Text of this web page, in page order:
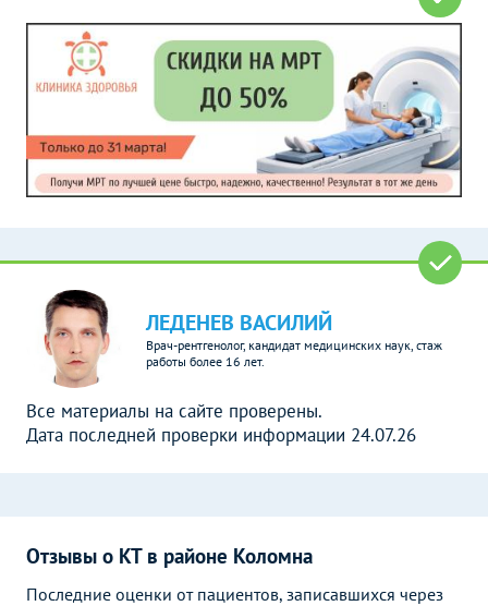
ЛЕДЕНЕВ ВАСИЛИЙ
Врач-рентгенолог, кандидат медицинских наук, стаж
работы более 16 лет.
Все материалы на сайте проверены.
Дата последней проверки информации 24.07.26
Отзывы о КТ в районе Коломна
Последние оценки от пациентов, записавшихся через